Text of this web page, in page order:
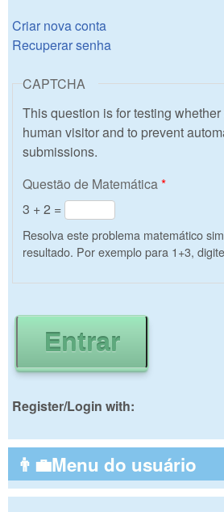
Criar nova conta
Recuperar senha
CAPTCHA
This question is for testing
human visitor and to prevent
submissions.
Questão de Matemática *
3 + 2 =
Resolva este problema matemático
resultado. Por exemplo para 1+3,
Register/Login with:
👨‍💼Menu do usuário